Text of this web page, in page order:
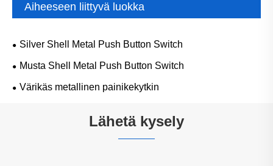
Aiheeseen liittyvä luokka
Silver Shell Metal Push Button Switch
Musta Shell Metal Push Button Switch
Värikäs metallinen painikekytkin
Lähetä kysely